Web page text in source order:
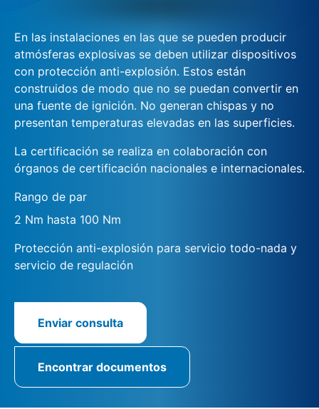
En las instalaciones en las que se pueden producir
atmósferas explosivas se deben utilizar dispositivos
con protección anti-explosión. Estos están
construidos de modo que no se puedan convertir en
una fuente de ignición. No generan chispas y no
presentan temperaturas elevadas en las superficies.
La certificación se realiza en colaboración con
órganos de certificación nacionales e internacionales.
Rango de par
2 Nm hasta 100 Nm
Protección anti-explosión para servicio todo-nada y
servicio de regulación
Enviar consulta
Encontrar documentos